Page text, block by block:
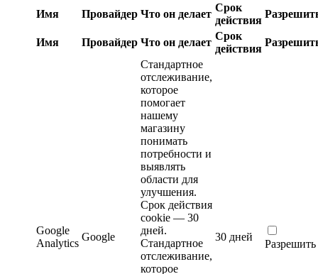
Имя Провайдер Что он делает
Срок
действия
Имя Провайдер Что он делает
Срок
действия
Google
Analytics
Google
Стандартное
отслеживание,
которое
помогает
нашему
магазину
понимать
потребности и
выявлять
области для
улучшения.
Срок действия
cookie — 30
дней.
Стандартное
отслеживание,
которое
30 дней
Разрешить